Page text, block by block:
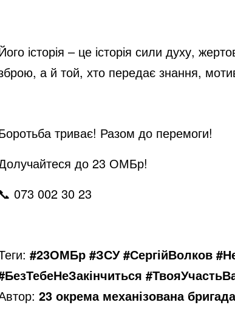
історія – це історія сили духу,
а й той, хто передає знання,
триває! Разом до перемоги!
до 23 ОМБр!
073 002 30 23
#23ОМБр #ЗСУ #СергійВолков
23 окрема механізована